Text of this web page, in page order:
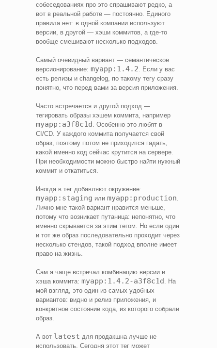
собеседованиях про это спрашивают редко, а
вот в реальной работе — постоянно. Единого
правила нет: в одной компании используют
версии, в другой — хэши коммитов, а где-то
вообще смешивают несколько подходов.
Самый очевидный вариант — семантическое
версионирование: myapp:1.4.2 . Если у вас
есть релизы и changelog, по такому тегу сразу
понятно, что перед вами за версия приложения.
Часто встречается и другой подход —
тегировать образы хэшем коммита, например
myapp:a3f8c1d . Особенно это любят в
CI/CD. У каждого коммита получается свой
образ, поэтому потом не приходится гадать,
какой именно код сейчас крутится на сервере.
При необходимости можно быстро найти нужный
коммит и откатиться.
Иногда в тег добавляют окружение:
myapp:staging или myapp:production
Лично мне такой вариант нравится меньше,
потому что возникает путаница: непонятно, что
именно скрывается за этим тегом. Но если один
и тот же образ последовательно проходит через
несколько стендов, такой подход вполне имеет
право на жизнь.
Сам я чаще встречал комбинацию версии и
хэша коммита: myapp:1.4.2-a3f8c1d . На
мой взгляд, это один из самых удобных
вариантов: видно и релиз приложения, и
конкретное состояние кода, из которого собрали
образ.
А вот latest для продакшна лучше не
использовать. Сегодня этот тег может